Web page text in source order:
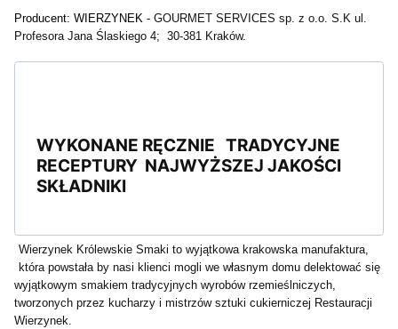
Producent: WIERZYNEK - GOURMET SERVICES sp. z o.o. S.K ul.
Profesora Jana Ślaskiego 4; 30-381 Kraków.
WYKONANE RĘCZNIE TRADYCYJNE
RECEPTURY NAJWYŻSZEJ JAKOŚCI
SKŁADNIKI
Wierzynek Królewskie Smaki to wyjątkowa krakowska manufaktura,
która powstała by nasi klienci mogli we własnym domu delektować się
wyjątkowym smakiem tradycyjnych wyrobów rzemieślniczych,
tworzonych przez kucharzy i mistrzów sztuki cukierniczej Restauracji
Wierzynek.